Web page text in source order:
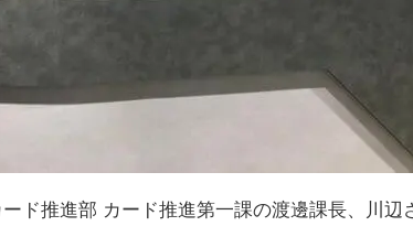
ド推進部 カード推進第一課の渡邊課長、川辺